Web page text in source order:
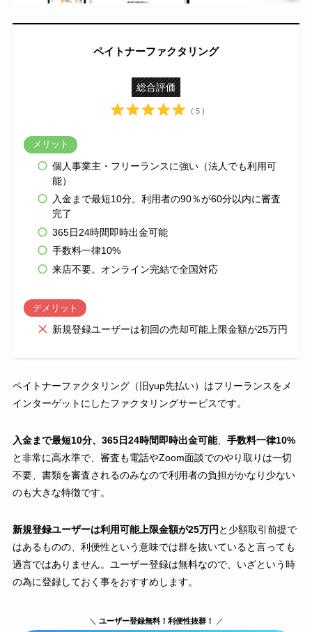
ペイトナーファクタリング
総合評価
( 5 )
メリット
個人事業主・フリーランスに強い（法人でも利用可
能）
入金まで最短10分。利用者の90％が60分以内に審査
完了
365日24時間即時出金可能
手数料一律10%
来店不要。オンライン完結で全国対応
デメリット
新規登録ユーザーは初回の売却可能上限金額が25万円
ペイトナーファクタリング（旧yup先払い）はフリーランスをメ
インターゲットにしたファクタリングサービスです。
入金まで最短10分、365日24時間即時出金可能、 手数料一律10%
と非常に高水準で、審査も電話やZoom面談でのやり取りは一切
不要、書類を審査されるのみなので利用者の負担がかなり少ない
のも大きな特徴です。
新規登録ユーザーは利用可能上限金額が25万円 と少額取引前提で
はあるものの、利便性という意味では群を抜いていると言っても
過言ではありません。ユーザー登録は無料なので、いざという時
の為に登録しておく事をおすすめします。
＼ ユーザー登録無料！利便性抜群！ ／